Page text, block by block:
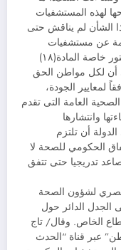
لهذه المستشفيات
الشأن لم يناقش حتى
عن مستشفيات
الشعب بهذا الشكل انتهاك صارخ لمواد الدستور خاصة المادة(١٨)
أن لكل مواطن الحق
لمعايير الجودة،
العامة التى تقدم
وانتشارها
أن تلتزم
الحكومي للصحة لا
تتصاعد تدريجيا حتى تتفق
لشؤون الصحة
الجدل الدائر حول
الخاص. وقال/ تاج
عبر قناة “الحدث